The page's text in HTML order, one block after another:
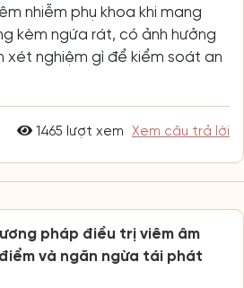
nhiễm phụ khoa khi mang
kèm ngứa rát, có ảnh hưởng
xét nghiệm gì để kiểm soát an
1465 lượt xem Xem câu trả lời
pháp điều trị viêm âm
và ngăn ngừa tái phát